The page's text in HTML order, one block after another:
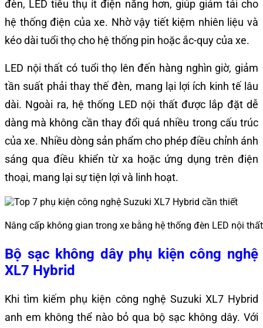
đèn, LED tiêu thụ ít điện năng hơn, giúp giảm tải cho
hệ thống điện của xe. Nhờ vậy tiết kiệm nhiên liệu và
kéo dài tuổi thọ cho hệ thống pin hoặc ắc-quy của xe.
LED nội thất có tuổi thọ lên đến hàng nghìn giờ, giảm
tần suất phải thay thế đèn, mang lại lợi ích kinh tế lâu
dài. Ngoài ra, hệ thống LED nội thất được lắp đặt dễ
dàng mà không cần thay đổi quá nhiều trong cấu trúc
của xe. Nhiều dòng sản phẩm cho phép điều chỉnh ánh
sáng qua điều khiển từ xa hoặc ứng dụng trên điện
thoại, mang lại sự tiện lợi và linh hoạt.
Nâng cấp không gian trong xe bằng hệ thống đèn LED nội
Bộ sạc không dây phụ kiện công nghệ
XL7 Hybrid
Khi tìm kiếm phụ kiện công nghệ Suzuki XL7 Hybrid
anh em không thể nào bỏ qua bộ sạc không dây. Với